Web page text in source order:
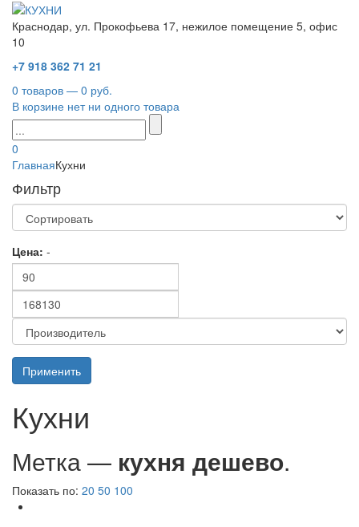
Краснодар, ул. Прокофьева 17, нежилое помещение 5, офис
10
+7 918 362 71 21
0 товаров — 0 руб.
В корзине нет ни одного товара
0
ГлавнаяКухни
Фильтр
Цена: -
Применить
Кухни
Метка — кухня дешево.
Показать по: 20 50 100